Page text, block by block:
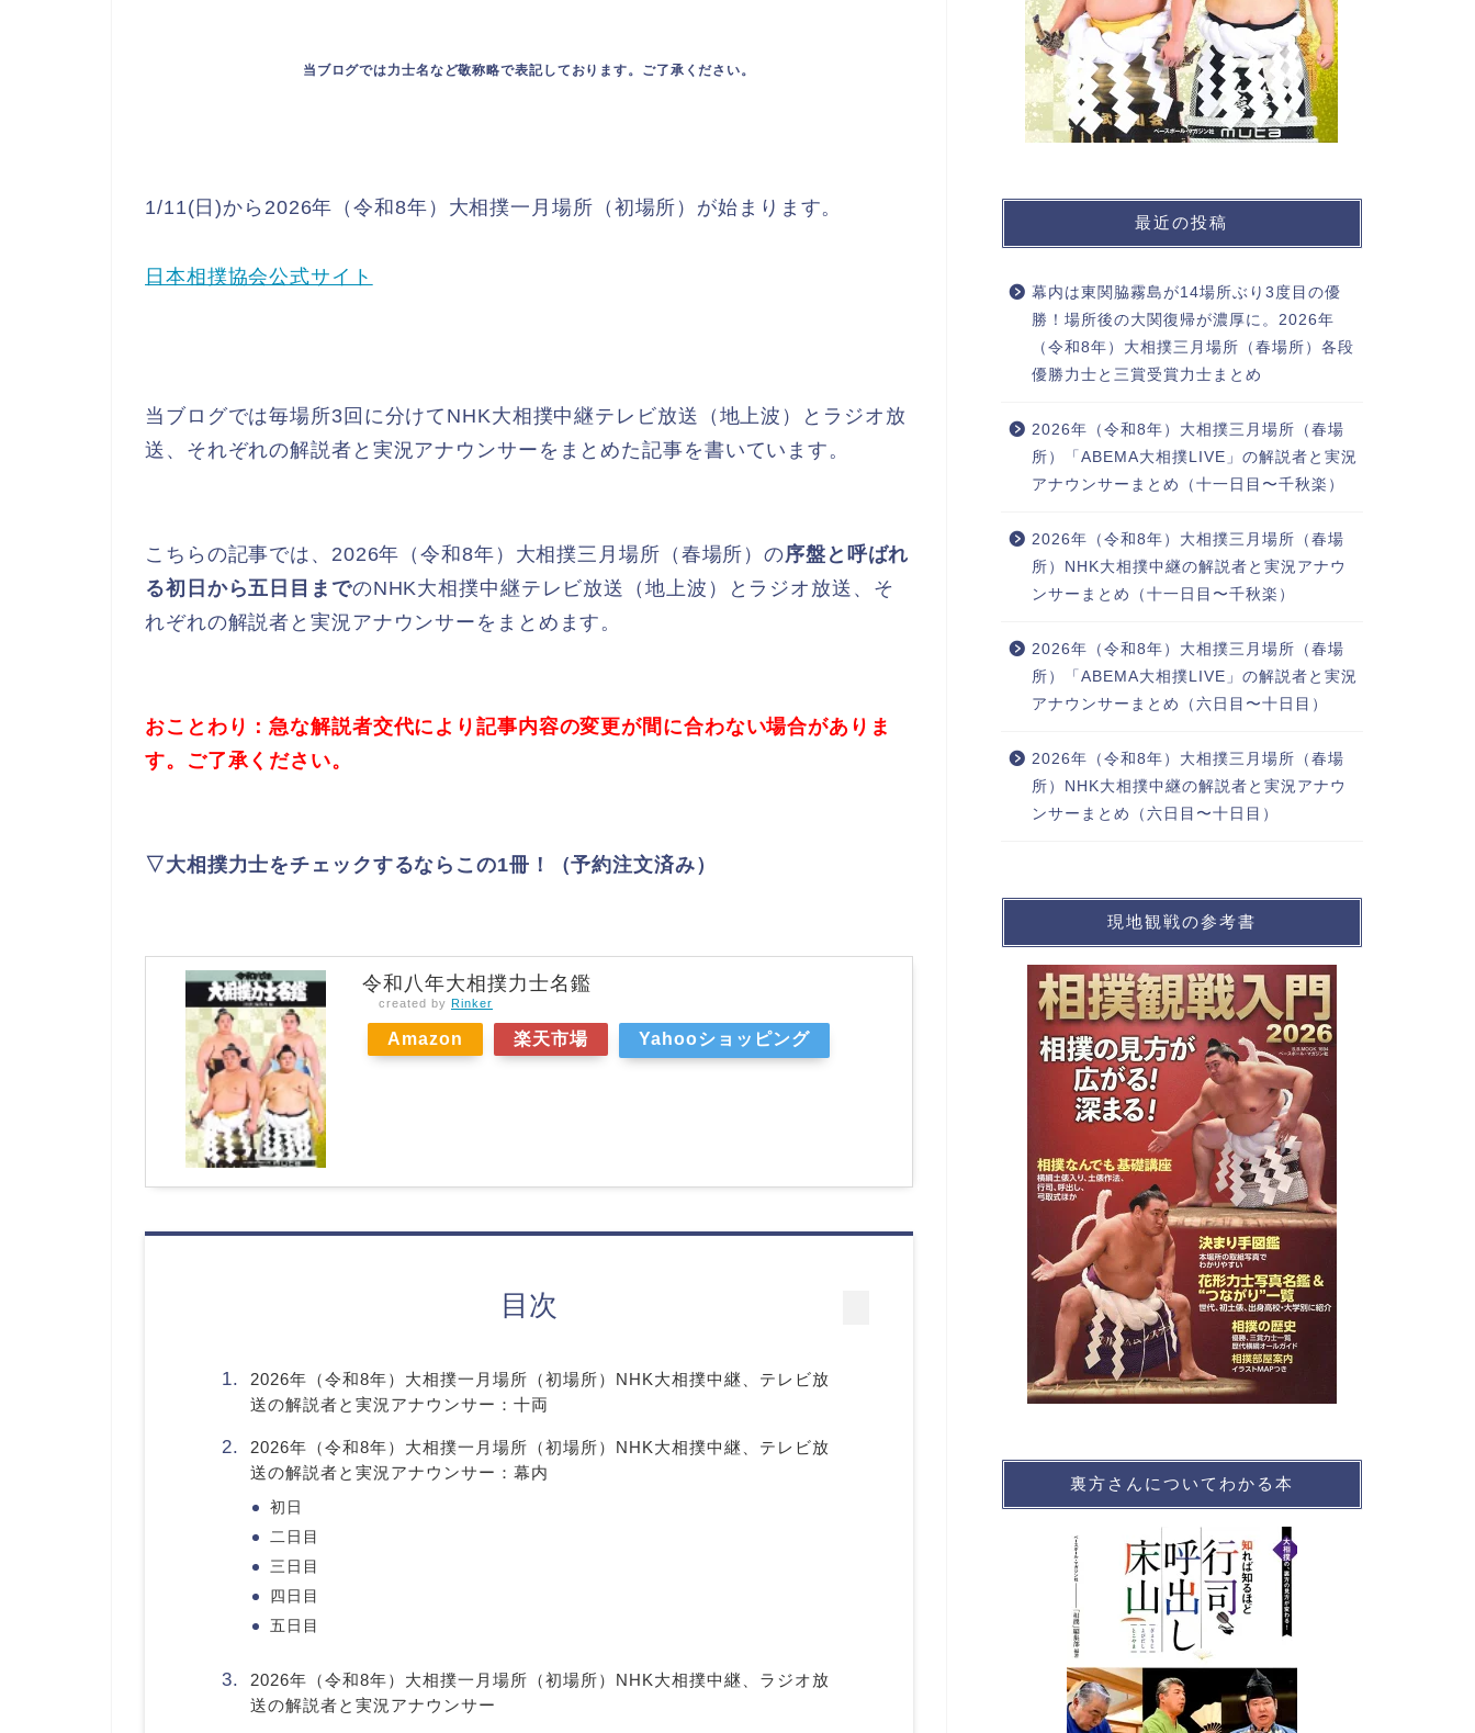
当ブログでは力士名など敬称略で表記しております。ご了承ください。
1/11(日)から2026年（令和8年）大相撲一月場所（初場所）が始まります。
日本相撲協会公式サイト
当ブログでは毎場所3回に分けてNHK大相撲中継テレビ放送（地上波）とラジオ放
送、それぞれの解説者と実況アナウンサーをまとめた記事を書いています。
こちらの記事では、2026年（令和8年）大相撲三月場所（春場所）の序盤と呼ばれ
る初日から五日目までのNHK大相撲中継テレビ放送（地上波）とラジオ放送、そ
れぞれの解説者と実況アナウンサーをまとめます。
おことわり：急な解説者交代により記事内容の変更が間に合わない場合がありま
す。ご了承ください。
▽大相撲力士をチェックするならこの1冊！（予約注文済み）
令和八年大相撲力士名鑑
created by Rinker
Amazon 楽天市場 Yahooショッピング
目次
2026年（令和8年）大相撲一月場所（初場所）NHK大相撲中継、テレビ放
送の解説者と実況アナウンサー：十両
2026年（令和8年）大相撲一月場所（初場所）NHK大相撲中継、テレビ放
送の解説者と実況アナウンサー：幕内
初日
二日目
三日目
四日目
五日目
2026年（令和8年）大相撲一月場所（初場所）NHK大相撲中継、ラジオ放
送の解説者と実況アナウンサー
最近の投稿
幕内は東関脇霧島が14場所ぶり3度目の優
勝！場所後の大関復帰が濃厚に。2026年
（令和8年）大相撲三月場所（春場所）各段
優勝力士と三賞受賞力士まとめ
2026年（令和8年）大相撲三月場所（春場
所）「ABEMA大相撲LIVE」の解説者と実況
アナウンサーまとめ（十一日目〜千秋楽）
2026年（令和8年）大相撲三月場所（春場
所）NHK大相撲中継の解説者と実況アナウ
ンサーまとめ（十一日目〜千秋楽）
2026年（令和8年）大相撲三月場所（春場
所）「ABEMA大相撲LIVE」の解説者と実況
アナウンサーまとめ（六日目〜十日目）
2026年（令和8年）大相撲三月場所（春場
所）NHK大相撲中継の解説者と実況アナウ
ンサーまとめ（六日目〜十日目）
現地観戦の参考書
裏方さんについてわかる本